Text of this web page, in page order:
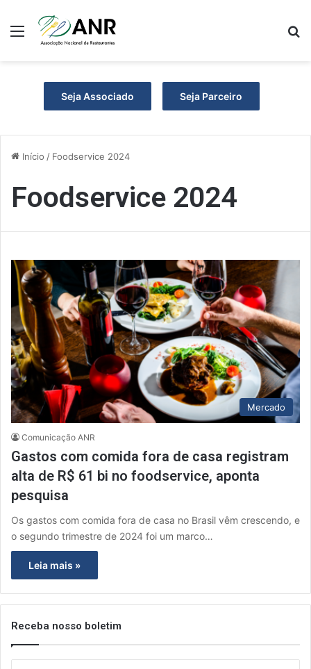
Menu
Seja Associado Seja Parceiro
Início / Foodservice 2024
Foodservice 2024
Mercado
Comunicação ANR
Gastos com comida fora de casa registram
alta de R$ 61 bi no foodservice, aponta
pesquisa
Os gastos com comida fora de casa no Brasil vêm crescendo, e
o segundo trimestre de 2024 foi um marco…
Leia mais »
Receba nosso boletim